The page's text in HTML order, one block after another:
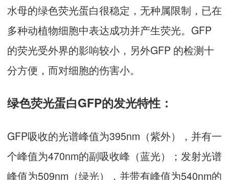
水母的绿色荧光蛋白很稳定，无种属限制，已在
多种动植物细胞中表达成功并产生荧光。GFP
的荧光受外界的影响较小，另外GFP 的检测十
分方便，而对细胞的伤害小。
绿色荧光蛋白GFP的发光特性：
GFP吸收的光谱峰值为395nm（紫外），并有一
个峰值为470nm的副吸收峰（蓝光）；发射光谱
峰值为509nm（绿光），并带有峰值为540nm的